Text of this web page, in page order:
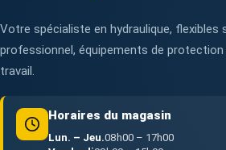
Votre spécialiste en hydraulique, flexibles
professionnel, équipements de
travail.
Horaires du magasin
Lun. – Jeu.08h00 – 17h00